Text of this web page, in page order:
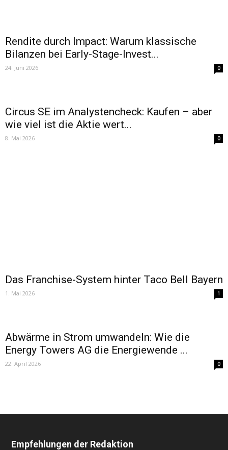
Rendite durch Impact: Warum klassische
Bilanzen bei Early-Stage-Invest...
24. Juni 2026 0
Circus SE im Analystencheck: Kaufen – aber
wie viel ist die Aktie wert...
8. Mai 2026 0
Das Franchise-System hinter Taco Bell Bayern
1. Mai 2026 1
Abwärme in Strom umwandeln: Wie die
Energy Towers AG die Energiewende ...
22. April 2026 0
Empfehlungen der Redaktion